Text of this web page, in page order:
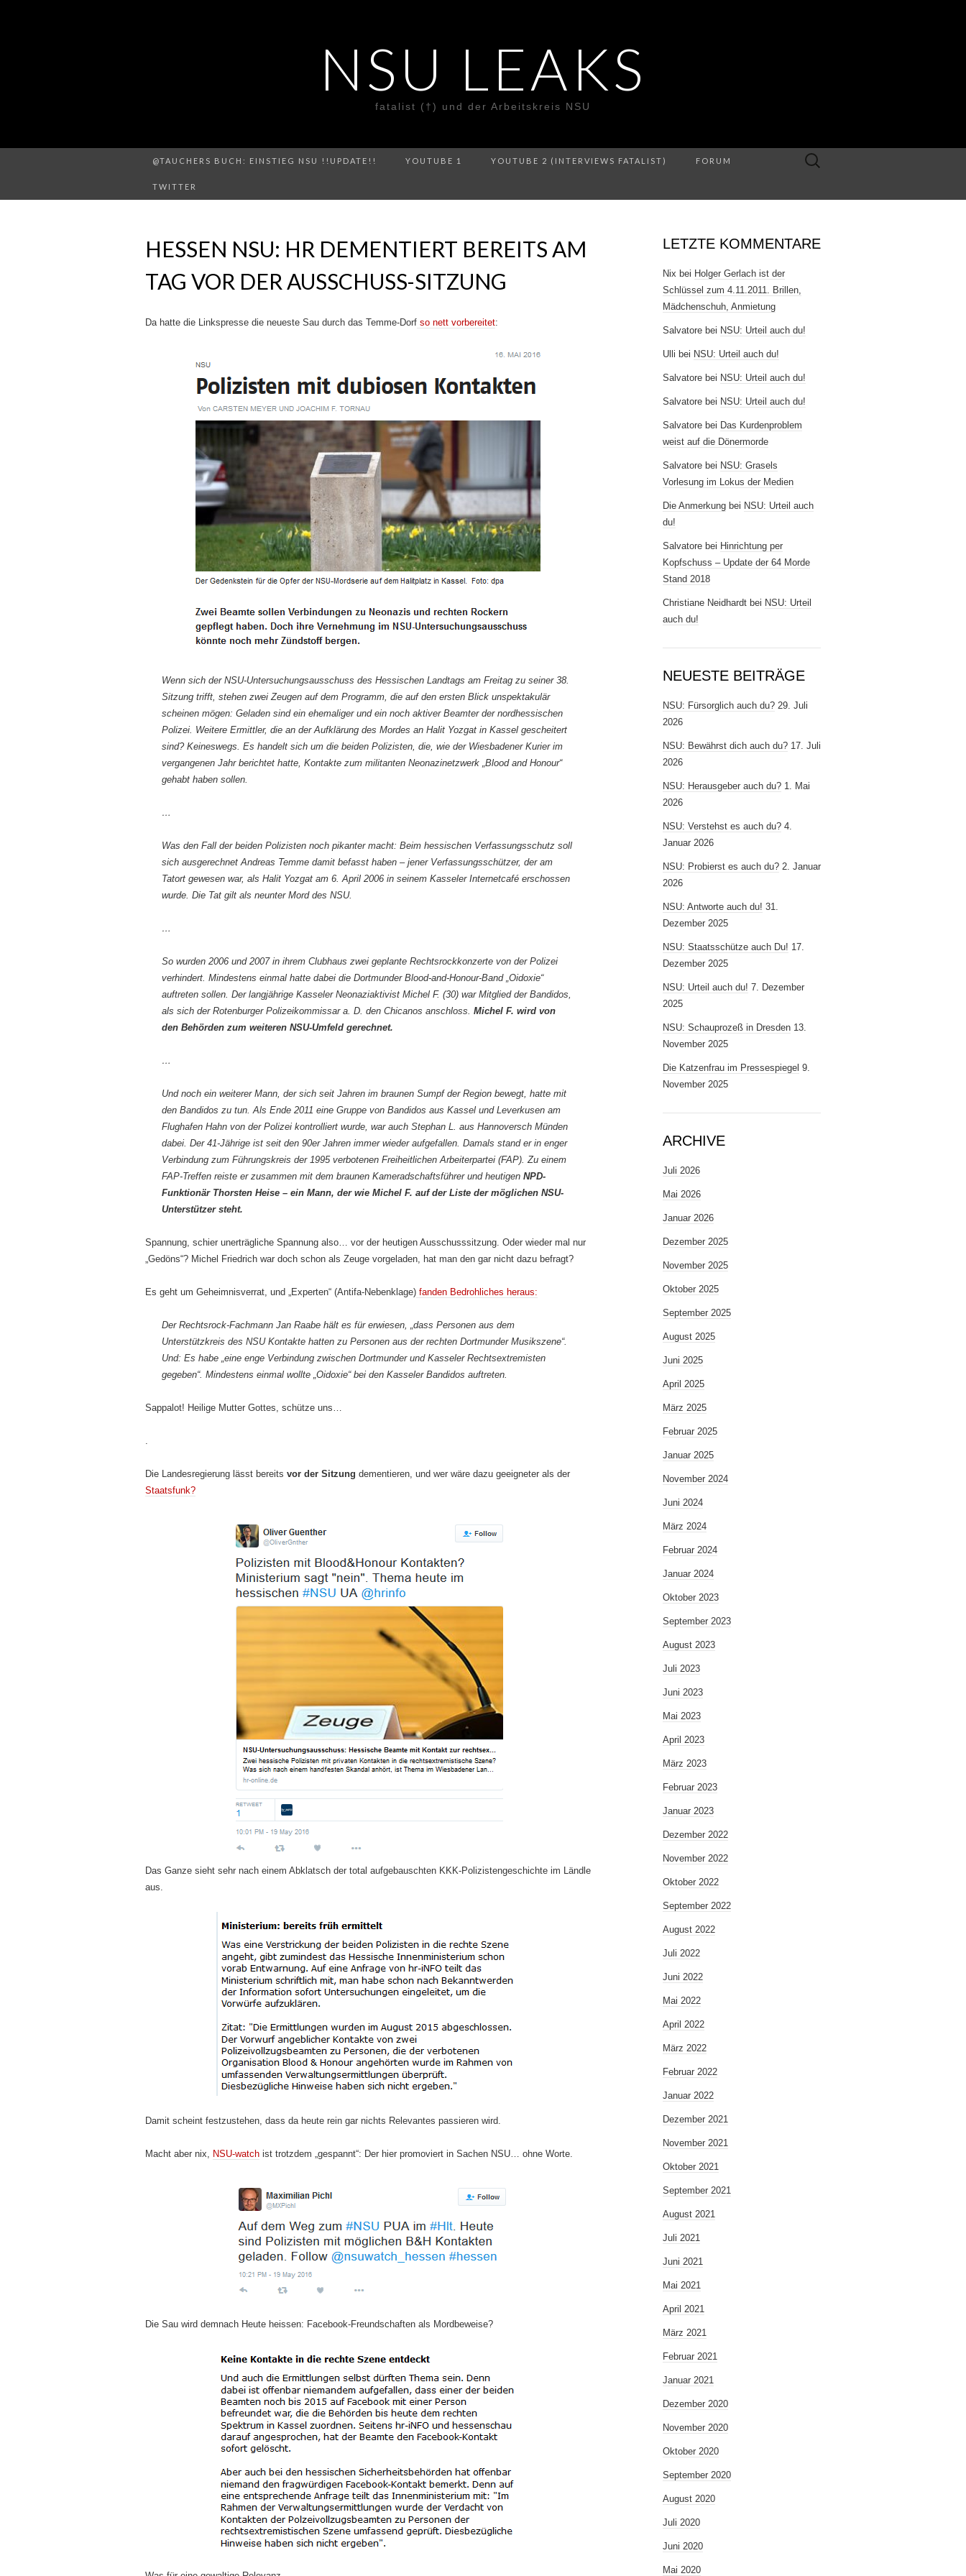
NSU LEAKS
fatalist (†) und der Arbeitskreis NSU
@TAUCHERS BUCH: EINSTIEG NSU !!UPDATE!! YOUTUBE 1 YOUTUBE 2 (INTERVIEWS FATALIST) FORUM
TWITTER
Suche
HESSEN NSU: HR DEMENTIERT BEREITS AM
TAG VOR DER AUSSCHUSS-SITZUNG
Da hatte die Linkspresse die neueste Sau durch das Temme-Dorf so nett vorbereitet:
Wenn sich der NSU-Untersuchungsausschuss des Hessischen Landtags am Freitag zu seiner 38.
Sitzung trifft, stehen zwei Zeugen auf dem Programm, die auf den ersten Blick unspektakulär
scheinen mögen: Geladen sind ein ehemaliger und ein noch aktiver Beamter der nordhessischen
Polizei. Weitere Ermittler, die an der Aufklärung des Mordes an Halit Yozgat in Kassel gescheitert
sind? Keineswegs. Es handelt sich um die beiden Polizisten, die, wie der Wiesbadener Kurier im
vergangenen Jahr berichtet hatte, Kontakte zum militanten Neonazinetzwerk „Blood and Honour“
gehabt haben sollen.
…
Was den Fall der beiden Polizisten noch pikanter macht: Beim hessischen Verfassungsschutz soll
sich ausgerechnet Andreas Temme damit befasst haben – jener Verfassungsschützer, der am
Tatort gewesen war, als Halit Yozgat am 6. April 2006 in seinem Kasseler Internetcafé erschossen
wurde. Die Tat gilt als neunter Mord des NSU.
…
So wurden 2006 und 2007 in ihrem Clubhaus zwei geplante Rechtsrockkonzerte von der Polizei
verhindert. Mindestens einmal hatte dabei die Dortmunder Blood-and-Honour-Band „Oidoxie“
auftreten sollen. Der langjährige Kasseler Neonaziaktivist Michel F. (30) war Mitglied der Bandidos,
als sich der Rotenburger Polizeikommissar a. D. den Chicanos anschloss. Michel F. wird von
den Behörden zum weiteren NSU-Umfeld gerechnet.
…
Und noch ein weiterer Mann, der sich seit Jahren im braunen Sumpf der Region bewegt, hatte mit
den Bandidos zu tun. Als Ende 2011 eine Gruppe von Bandidos aus Kassel und Leverkusen am
Flughafen Hahn von der Polizei kontrolliert wurde, war auch Stephan L. aus Hannoversch Münden
dabei. Der 41-Jährige ist seit den 90er Jahren immer wieder aufgefallen. Damals stand er in enger
Verbindung zum Führungskreis der 1995 verbotenen Freiheitlichen Arbeiterpartei (FAP). Zu einem
FAP-Treffen reiste er zusammen mit dem braunen Kameradschaftsführer und heutigen NPD-
Funktionär Thorsten Heise – ein Mann, der wie Michel F. auf der Liste der möglichen NSU-
Unterstützer steht.
Spannung, schier unerträgliche Spannung also… vor der heutigen Ausschusssitzung. Oder wieder mal nur
„Gedöns“? Michel Friedrich war doch schon als Zeuge vorgeladen, hat man den gar nicht dazu befragt?
Es geht um Geheimnisverrat, und „Experten“ (Antifa-Nebenklage) fanden Bedrohliches heraus:
Der Rechtsrock-Fachmann Jan Raabe hält es für erwiesen, „dass Personen aus dem
Unterstützkreis des NSU Kontakte hatten zu Personen aus der rechten Dortmunder Musikszene“.
Und: Es habe „eine enge Verbindung zwischen Dortmunder und Kasseler Rechtsextremisten
gegeben“. Mindestens einmal wollte „Oidoxie“ bei den Kasseler Bandidos auftreten.
Sappalot! Heilige Mutter Gottes, schütze uns…
.
Die Landesregierung lässt bereits vor der Sitzung dementieren, und wer wäre dazu geeigneter als der
Staatsfunk?
Das Ganze sieht sehr nach einem Abklatsch der total aufgebauschten KKK-Polizistengeschichte im Ländle
aus.
Damit scheint festzustehen, dass da heute rein gar nichts Relevantes passieren wird.
Macht aber nix, NSU-watch ist trotzdem „gespannt“: Der hier promoviert in Sachen NSU… ohne Worte.
Die Sau wird demnach Heute heissen: Facebook-Freundschaften als Mordbeweise?
LETZTE KOMMENTARE
Nix bei Holger Gerlach ist der
Schlüssel zum 4.11.2011. Brillen,
Mädchenschuh, Anmietung
Salvatore bei NSU: Urteil auch du!
Ulli bei NSU: Urteil auch du!
Salvatore bei NSU: Urteil auch du!
Salvatore bei NSU: Urteil auch du!
Salvatore bei Das Kurdenproblem
weist auf die Dönermorde
Salvatore bei NSU: Grasels
Vorlesung im Lokus der Medien
Die Anmerkung bei NSU: Urteil auch
du!
Salvatore bei Hinrichtung per
Kopfschuss – Update der 64 Morde
Stand 2018
Christiane Neidhardt bei NSU: Urteil
auch du!
NEUESTE BEITRÄGE
NSU: Fürsorglich auch du? 29. Juli
2026
NSU: Bewährst dich auch du? 17. Juli
2026
NSU: Herausgeber auch du? 1. Mai
2026
NSU: Verstehst es auch du? 4.
Januar 2026
NSU: Probierst es auch du? 2. Januar
2026
NSU: Antworte auch du! 31.
Dezember 2025
NSU: Staatsschütze auch Du! 17.
Dezember 2025
NSU: Urteil auch du! 7. Dezember
2025
NSU: Schauprozeß in Dresden 13.
November 2025
Die Katzenfrau im Pressespiegel 9.
November 2025
ARCHIVE
Juli 2026
Mai 2026
Januar 2026
Dezember 2025
November 2025
Oktober 2025
September 2025
August 2025
Juni 2025
April 2025
März 2025
Februar 2025
Januar 2025
November 2024
Juni 2024
März 2024
Februar 2024
Januar 2024
Oktober 2023
September 2023
August 2023
Juli 2023
Juni 2023
Mai 2023
April 2023
März 2023
Februar 2023
Januar 2023
Dezember 2022
November 2022
Oktober 2022
September 2022
August 2022
Juli 2022
Juni 2022
Mai 2022
April 2022
März 2022
Februar 2022
Januar 2022
Dezember 2021
November 2021
Oktober 2021
September 2021
August 2021
Juli 2021
Juni 2021
Mai 2021
April 2021
März 2021
Februar 2021
Januar 2021
Dezember 2020
November 2020
Oktober 2020
September 2020
August 2020
Juli 2020
Juni 2020
Mai 2020